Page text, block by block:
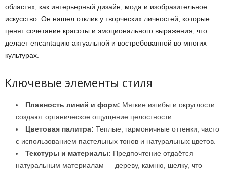
областях, как интерьерный дизайн, мода и изобразительное
искусство. Он нашел отклик у творческих личностей, которые
ценят сочетание красоты и эмоционального выражения, что
делает encantaцию актуальной и востребованной во многих
культурах.
Ключевые элементы стиля
Плавность линий и форм: Мягкие изгибы и округлости
создают органическое ощущение целостности.
Цветовая палитра: Теплые, гармоничные оттенки, часто
с использованием пастельных тонов и натуральных цветов.
Текстуры и материалы: Предпочтение отдаётся
натуральным материалам — дереву, камню, шелку, что